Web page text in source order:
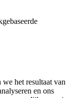
het resultaat van
en ons